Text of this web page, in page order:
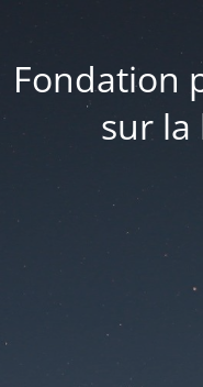
Fondation
sur la